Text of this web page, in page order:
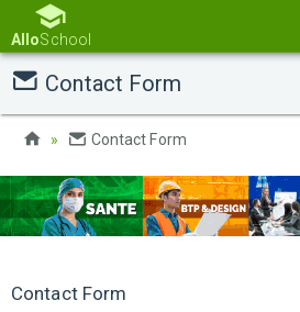
AlloSchool
Contact Form
Contact Form
Contact Form